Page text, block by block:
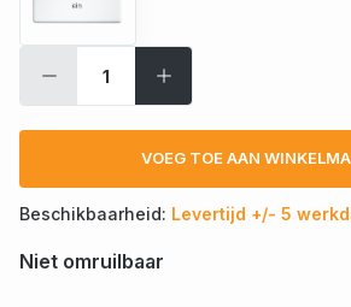
VOEG TOE AAN
Beschikbaarheid: Levertijd +/- 5
Niet omruilbaar